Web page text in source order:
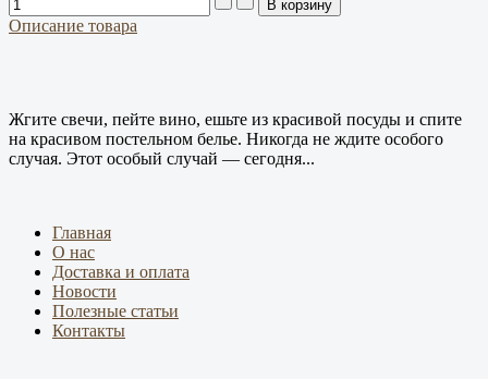
Описание товара
Жгите свечи, пейте вино, ешьте из красивой посуды и спите
на красивом постельном белье. Никогда не ждите особого
случая. Этот особый случай — сегодня...
Главная
О нас
Доставка и оплата
Новости
Полезные статьи
Контакты